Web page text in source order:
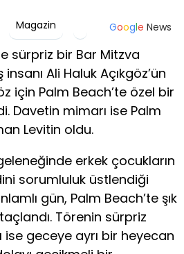
Magazin Google News
sürpriz bir Bar Mitzva
Ali Haluk Açıkgöz’ün
için Palm Beach’te özel bir
Davetin mimarı ise Palm
Levitin oldu.
erkek çocukların
sorumluluk üstlendiği
gün, Palm Beach’te şık
Törenin sürpriz
ise geceye ayrı bir heyecan